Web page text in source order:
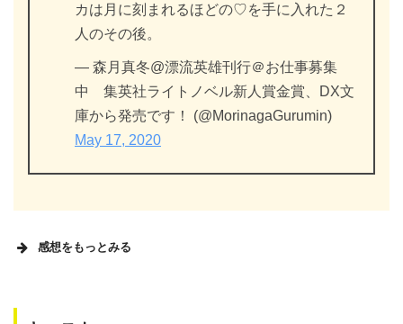
カは月に刻まれるほどの♡を手に入れた２
人のその後。
— 森月真冬@漂流英雄刊行＠お仕事募集
中 集英社ライトノベル新人賞金賞、DX文
庫から発売です！ (@MorinagaGurumin)
May 17, 2020
感想をもっとみる